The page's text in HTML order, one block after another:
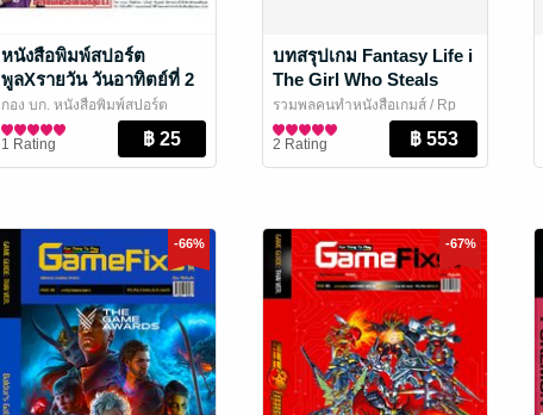
หนังสือพิมพ์สปอร์ต
พูลXรายวัน วันอาทิตย์ที่ 2
สิงหาคม พ.ศ.2569
กอง บก. หนังสือพิมพ์สปอร์ต
พูลXรายวัน
/ อาลาดินออนไลน์
สปอร์ตพูลXรายวัน
1 Rating
บทสรุปเกม Fantasy Life i
The Girl Who Steals
Time อัพเดท Ver.ล่าสุด +
DLC
รวมพลคนทำหนังสือเกมส์ / Rp
EBooks
นิตยสารการ์ตูนและเกม
2 Rating
-66% -67%